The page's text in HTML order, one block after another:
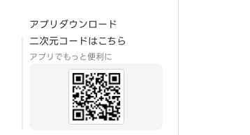
アプリダウンロード
二次元コードはこちら
アプリでもっと便利に